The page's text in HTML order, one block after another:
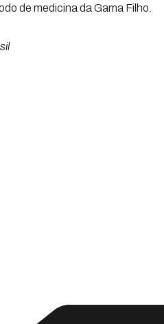
de medicina da Gama Filho.